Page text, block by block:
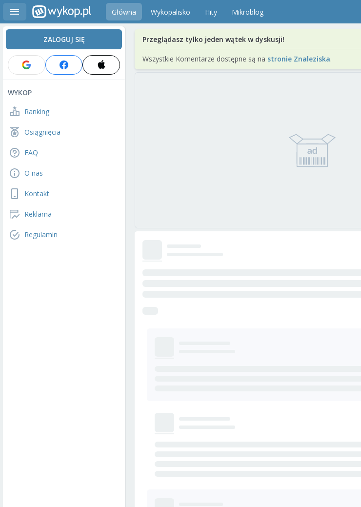
Główna Wykopalisko Hity Mikroblog
ZALOGUJ SIĘ
WYKOP
Ranking
Osiągnięcia
FAQ
O nas
Kontakt
Reklama
Regulamin
Przeglądasz tylko jeden wątek w dyskusji!
Wszystkie Komentarze dostępne są na stronie Znaleziska.